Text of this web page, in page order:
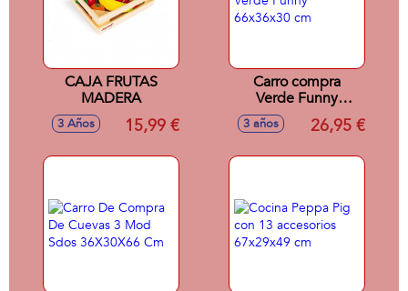
CAJA FRUTAS
MADERA
3 Años 15,99 €
Carro compra
Verde Funny
66x36x30 cm
3 años 26,95 €